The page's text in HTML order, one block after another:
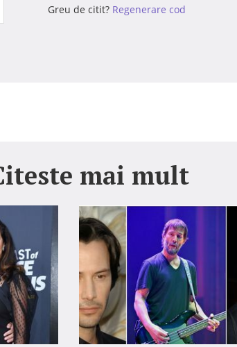
Greu de citit? Regenerare cod
mai mult